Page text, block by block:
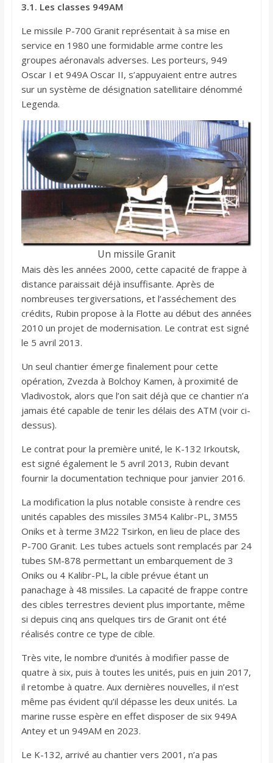
3.1. Les classes 949AM
Le missile P-700 Granit représentait à sa mise en
service en 1980 une formidable arme contre les
groupes aéronavals adverses. Les porteurs, 949
Oscar I et 949A Oscar II, s’appuyaient entre autres
sur un système de désignation satellitaire dénommé
Legenda.
Un missile Granit
Mais dès les années 2000, cette capacité de frappe à
distance paraissait déjà insuffisante. Après de
nombreuses tergiversations, et l’asséchement des
crédits, Rubin propose à la Flotte au début des années
2010 un projet de modernisation. Le contrat est signé
le 5 avril 2013.
Un seul chantier émerge finalement pour cette
opération, Zvezda à Bolchoy Kamen, à proximité de
Vladivostok, alors que l’on sait déjà que ce chantier n’a
jamais été capable de tenir les délais des ATM (voir ci-
dessus).
Le contrat pour la première unité, le K-132 Irkoutsk,
est signé également le 5 avril 2013, Rubin devant
fournir la documentation technique pour janvier 2016.
La modification la plus notable consiste à rendre ces
unités capables des missiles 3M54 Kalibr-PL, 3M55
Oniks et à terme 3M22 Tsirkon, en lieu de place des
P-700 Granit. Les tubes actuels sont remplacés par 24
tubes SM-878 permettant un embarquement de 3
Oniks ou 4 Kalibr-PL, la cible prévue étant un
panachage à 48 missiles. La capacité de frappe contre
des cibles terrestres devient plus importante, même
si depuis cinq ans quelques tirs de Granit ont été
réalisés contre ce type de cible.
Très vite, le nombre d’unités à modifier passe de
quatre à six, puis à toutes les unités, puis en juin 2017,
il retombe à quatre. Aux dernières nouvelles, il n’est
même pas évident qu’il dépasse les deux unités. La
marine russe espère en effet disposer de six 949A
Antey et un 949AM en 2023.
Le K-132, arrivé au chantier vers 2001, n’a pas